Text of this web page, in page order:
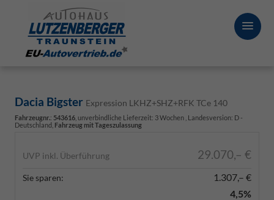
Dacia Bigster Expression LKHZ+SHZ+RFK TCe 140
Fahrzeugnr.: 543616 , unverbindliche Lieferzeit: 3 Wochen , Landesversion: D -
Deutschland, Fahrzeug mit Tageszulassung
UVP inkl. Überführung 29.070,– €
Sie sparen:
1.307,– €
4,5%